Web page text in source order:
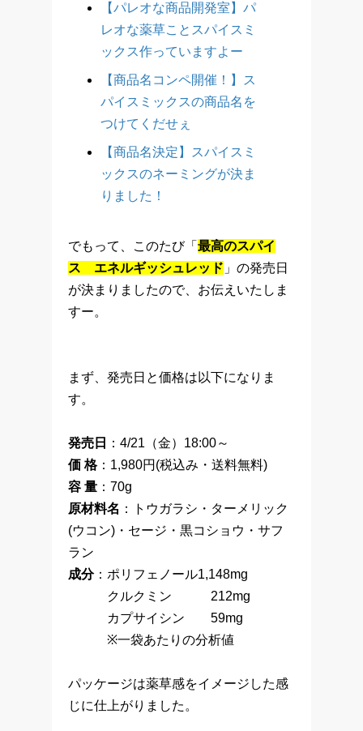
【パレオな商品開発室】パ
レオな薬草ことスパイスミ
ックス作っていますよー
【商品名コンペ開催！】ス
パイスミックスの商品名を
つけてくだせぇ
【商品名決定】スパイスミ
ックスのネーミングが決ま
りました！
でもって、このたび「 最高のスパイ
ス エネルギッシュレッド 」の発売日
が決まりましたので、お伝えいたしま
すー。
まず、発売日と価格は以下になりま
す。
発売日
：4/21（金）18:00～
価 格：1,980円(税込み・送料無料)
容 量 ：70g
原材料名 ：トウガラシ・ターメリック
(ウコン)・セージ・黒コショウ・サフ
ラン
成分：ポリフェノール1,148mg
クルクミン 212mg
カプサイシン 59mg
※一袋あたりの分析値
パッケージは薬草感をイメージした感
じに仕上がりました。